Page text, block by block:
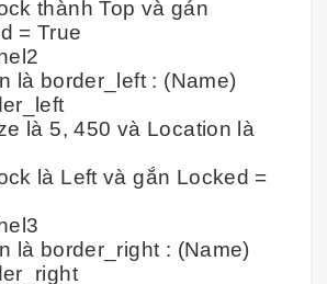
thành Top và gán
= True
là border_left : (Name)
là 5, 450 và Location là
là Left và gắn Locked =
là border_right : (Name)